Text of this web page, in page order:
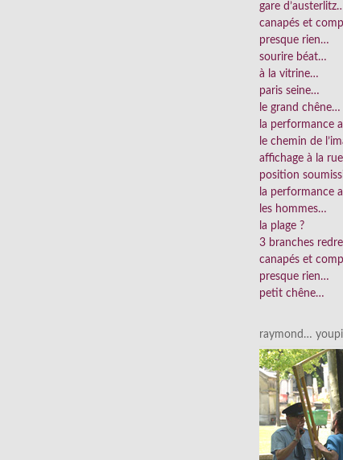
gare
canapés et
presque rien…
sourire béat…
à la vitrine…
paris seine…
le grand chêne…
la performance
le chemin de
affichage à la
position
la performance
les hommes…
la plage ?
3 branches
canapés et
presque rien…
petit chêne…
raymond…